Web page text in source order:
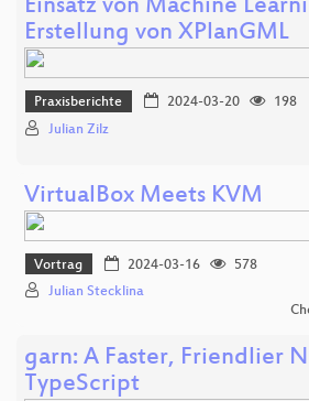
Einsatz von Machine
Erstellung von XPlanGML
Praxisberichte 2024-03-20
198
Julian Zilz
VirtualBox Meets KVM
Vortrag 2024-03-16
578
Julian Stecklina
garn: A Faster, Friendlier
TypeScript